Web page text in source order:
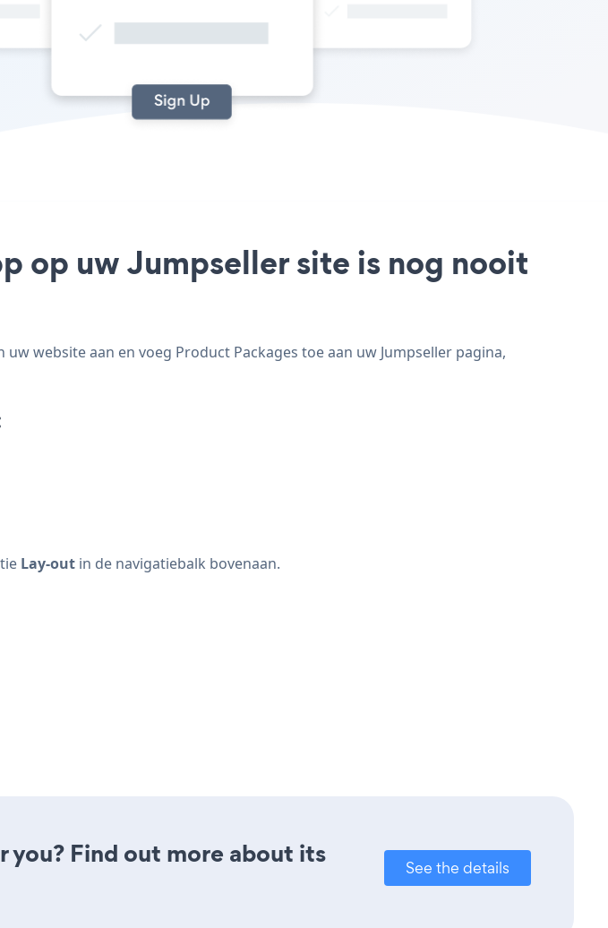
op uw Jumpseller site is nog nooit
website aan en voeg Product Packages toe aan uw Jumpseller pagina,
Lay-out in de navigatiebalk bovenaan.
you? Find out more about its
See the details